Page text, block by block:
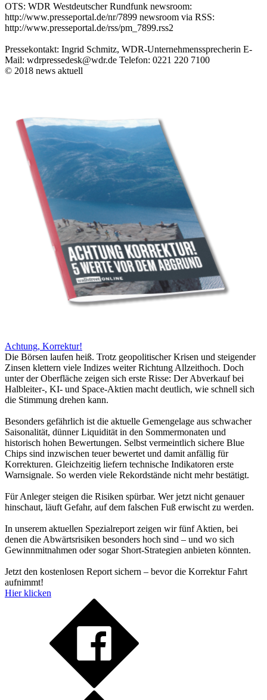
OTS: WDR Westdeutscher Rundfunk newsroom:
http://www.presseportal.de/nr/7899 newsroom via RSS:
http://www.presseportal.de/rss/pm_7899.rss2
Pressekontakt: Ingrid Schmitz, WDR-Unternehmenssprecherin E-
Mail: wdrpressedesk@wdr.de Telefon: 0221 220 7100
© 2018 news aktuell
Achtung, Korrektur!
Die Börsen laufen heiß. Trotz geopolitischer Krisen und steigender
Zinsen klettern viele Indizes weiter Richtung Allzeithoch. Doch
unter der Oberfläche zeigen sich erste Risse: Der Abverkauf bei
Halbleiter-, KI- und Space-Aktien macht deutlich, wie schnell sich
die Stimmung drehen kann.
Besonders gefährlich ist die aktuelle Gemengelage aus schwacher
Saisonalität, dünner Liquidität in den Sommermonaten und
historisch hohen Bewertungen. Selbst vermeintlich sichere Blue
Chips sind inzwischen teuer bewertet und damit anfällig für
Korrekturen. Gleichzeitig liefern technische Indikatoren erste
Warnsignale. So werden viele Rekordstände nicht mehr bestätigt.
Für Anleger steigen die Risiken spürbar. Wer jetzt nicht genauer
hinschaut, läuft Gefahr, auf dem falschen Fuß erwischt zu werden.
In unserem aktuellen Spezialreport zeigen wir fünf Aktien, bei
denen die Abwärtsrisiken besonders hoch sind – und wo sich
Gewinnmitnahmen oder sogar Short-Strategien anbieten könnten.
Jetzt den kostenlosen Report sichern – bevor die Korrektur Fahrt
aufnimmt!
Hier klicken